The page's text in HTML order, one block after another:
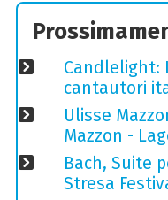
Candlelight:
cantautori
Ulisse
Mazzon -
Bach, Suite
Stresa